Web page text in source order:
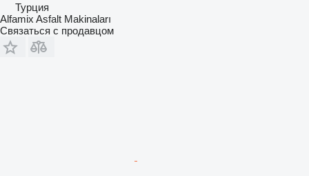
Турция
Alfamix Asfalt Makinaları
Связаться с продавцом